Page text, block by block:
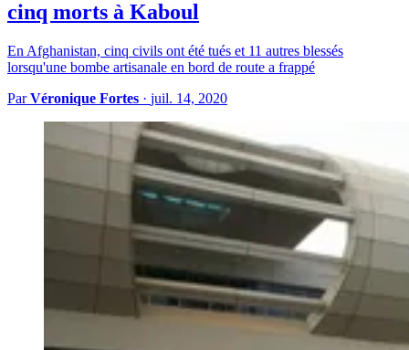
cinq morts à Kaboul
En Afghanistan, cinq civils ont été tués et 11 autres blessés
lorsqu'une bombe artisanale en bord de route a frappé
ParVéronique Fortes · juil. 14, 2020